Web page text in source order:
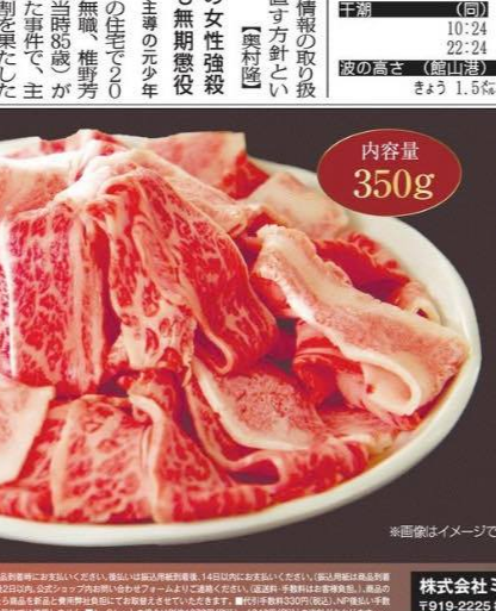
CHIBA SAKE
ちばクラフトビアガーデン
キンセンス QUIT.S
ペナシュールBOSO
ライダーズプロジェクト
寒菊銘醸
山本ファーム
流山商工会議所
船越ワイナリー
プロジェクト結果
メディア掲載実績
ライターが行く！応援レポート
南アフリカのサイを密猟から守りたい！
キーワード検索
CAMP FIRE FAAVO千葉幕張